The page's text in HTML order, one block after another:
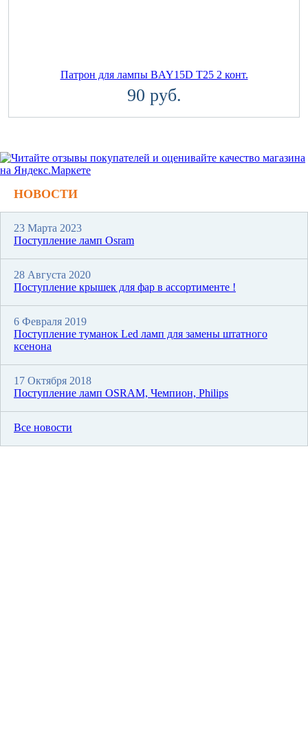
Патрон для лампы BAY15D T25 2 конт.
90 руб.
НОВОСТИ
23 Марта 2023
Поступление ламп Osram
28 Августа 2020
Поступление крышек для фар в ассортименте !
6 Февраля 2019
Поступление туманок Led ламп для замены штатного
ксенона
17 Октября 2018
Поступление ламп OSRAM, Чемпион, Philips
Все новости